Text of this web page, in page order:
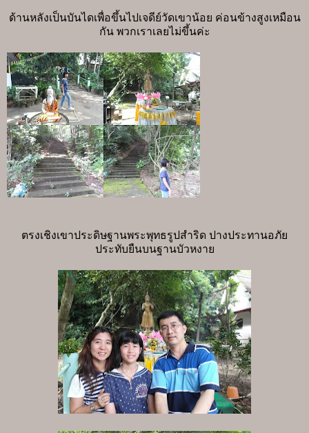
ด้านหลังเป็นบันไดเพื่อขึ้นไปเจดีย์วัดเขาน้อย ค่อนข้างสูงเหมือน
กัน พวกเราเลยไม่ขึ้นค่ะ
ตรงเชิงเขาประดิษฐานพระพุทธรูปสำริด ปางประทานอภัย
ประทับยืนบนฐานบัวหงาย